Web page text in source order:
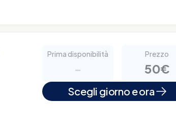
Prima disponibilità
-
Prezzo
50€
Scegli giorno e ora